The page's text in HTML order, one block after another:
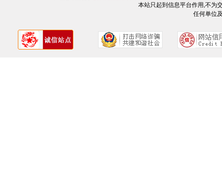
本站只起到信息平台作用,不为
任何单位